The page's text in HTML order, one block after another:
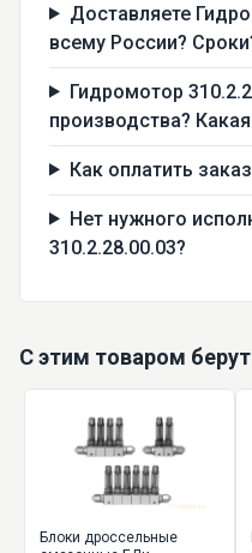
Доставляете
всему России?
Гидромотор
производства?
Как оплатить
Нет нужного
310.2.28.00.03?
С этим товаром берут
Блоки дроссельные